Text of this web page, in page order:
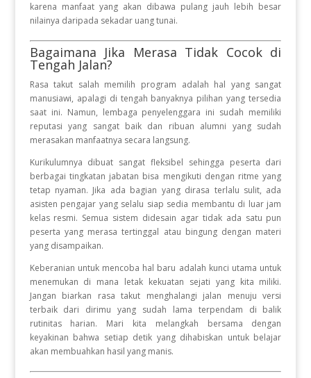
karena manfaat yang akan dibawa pulang jauh lebih besar
nilainya daripada sekadar uang tunai.
Bagaimana Jika Merasa Tidak Cocok di
Tengah Jalan?
Rasa takut salah memilih program adalah hal yang sangat
manusiawi, apalagi di tengah banyaknya pilihan yang tersedia
saat ini. Namun, lembaga penyelenggara ini sudah memiliki
reputasi yang sangat baik dan ribuan alumni yang sudah
merasakan manfaatnya secara langsung.
Kurikulumnya dibuat sangat fleksibel sehingga peserta dari
berbagai tingkatan jabatan bisa mengikuti dengan ritme yang
tetap nyaman. Jika ada bagian yang dirasa terlalu sulit, ada
asisten pengajar yang selalu siap sedia membantu di luar jam
kelas resmi. Semua sistem didesain agar tidak ada satu pun
peserta yang merasa tertinggal atau bingung dengan materi
yang disampaikan.
Keberanian untuk mencoba hal baru adalah kunci utama untuk
menemukan di mana letak kekuatan sejati yang kita miliki.
Jangan biarkan rasa takut menghalangi jalan menuju versi
terbaik dari dirimu yang sudah lama terpendam di balik
rutinitas harian. Mari kita melangkah bersama dengan
keyakinan bahwa setiap detik yang dihabiskan untuk belajar
akan membuahkan hasil yang manis.